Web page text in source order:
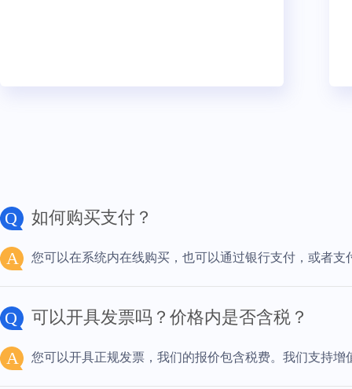
如何购买支付？
您可以在系统内在线购买，也可以通过银行支付，或者
可以开具发票吗？价格内是否含税？
您可以开具正规发票，我们的报价包含税费。我们支持